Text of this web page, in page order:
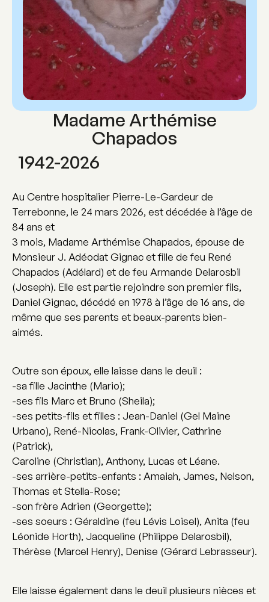
Au Centre hospitalier Pierre-Le-Gardeur de
Terrebonne, le 24 mars 2026, est décédée à l’âge de
84 ans et
3 mois, Madame Arthémise Chapados, épouse de
Monsieur J. Adéodat Gignac et fille de feu René
Chapados (Adélard) et de feu Armande Delarosbil
(Joseph). Elle est partie rejoindre son premier fils,
Daniel Gignac, décédé en 1978 à l’âge de 16 ans, de
même que ses parents et beaux-parents bien-
aimés.
Outre son époux, elle laisse dans le deuil :
-sa fille Jacinthe (Mario);
-ses fils Marc et Bruno (Sheila);
-ses petits-fils et filles : Jean-Daniel (Gel Maine
Urbano), René-Nicolas, Frank-Olivier, Cathrine
(Patrick),
Caroline (Christian), Anthony, Lucas et Léane.
-ses arrière-petits-enfants : Amaiah, James, Nelson,
Thomas et Stella-Rose;
-son frère Adrien (Georgette);
-ses soeurs : Géraldine (feu Lévis Loisel), Anita (feu
Léonide Horth), Jacqueline (Philippe Delarosbil),
Thérèse (Marcel Henry), Denise (Gérard Lebrasseur).
Elle laisse également dans le deuil plusieurs nièces et
Madame Arthémise
Chapados
1942-2026